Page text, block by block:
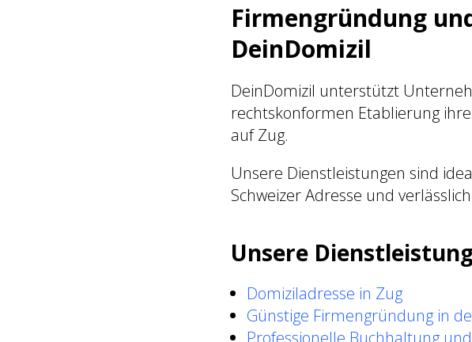
Firmengründung
DeinDomizil
DeinDomizil unterstützt
rechtskonformen Etablierung
auf Zug.
Unsere Dienstleistungen sind
Schweizer Adresse und
Unsere
Domiziladresse in Zug
Günstige Firmengründung in
Professionelle Buchhaltung